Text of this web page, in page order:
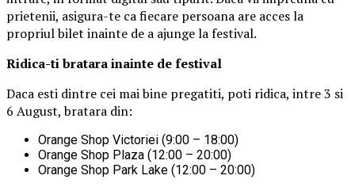
prietenii, asigura-te ca fiecare persoana are acces la
propriul bilet inainte de a ajunge la festival.
Ridica-ti bratarainainte de festival
Daca esti dintre cei mai bine pregatiti, poti ridica, intre 3 si
6 August, bratara din:
Orange Shop Victoriei (9:00 – 18:00)
Orange Shop Plaza (12:00 – 20:00)
Orange Shop Park Lake (12:00 – 20:00)